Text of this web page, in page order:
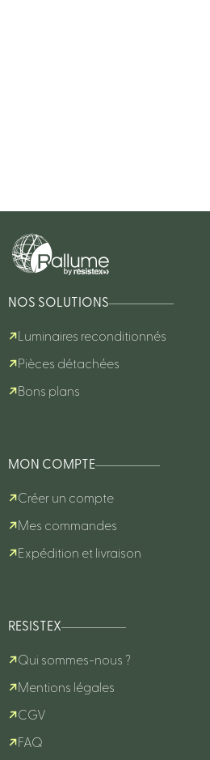
NOS SOLUTIONS
Luminaires reconditionnés
Pièces détachées
Bons plans
MON COMPTE
Créer un compte
Mes commandes
Expédition et livraison
RESISTEX
Qui sommes-nous ?
Mentions légales
CGV
FAQ